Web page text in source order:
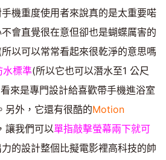
機重度使用者來說真的是太重要喏
會直覺很在意但卻也是蝴蝶厲害的
所以可以常常看起來很乾淨的意思嗎
水標準(所以它也可以潛水至1 公尺
來是專門設計給喜歡帶手機進浴室
另外，它還有很酷的Motion
，讓我們可以單指敲擊螢幕兩下就可
力的設計整個比擬電影裡高科技的帥